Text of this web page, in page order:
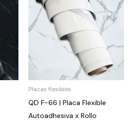
Placas flexibles
QD F-66 | Placa Flexible
Autoadhesiva x Rollo